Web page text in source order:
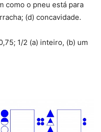
como o pneu está para
(d) concavidade.
1/2 (a) inteiro, (b) um